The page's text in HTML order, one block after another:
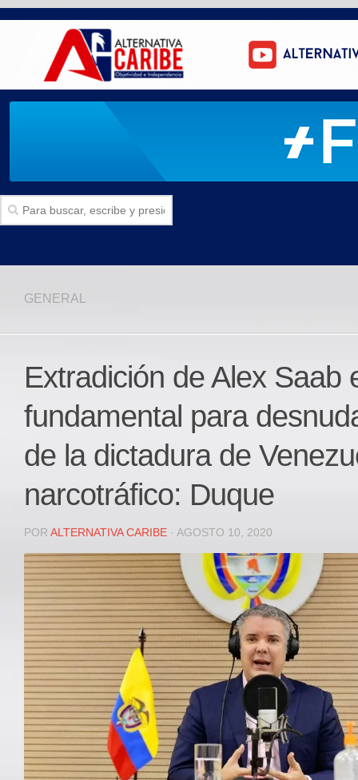
Politica
Deportes
JUDICIAL
REGIONAL
DEPARTAMENTAL
OPINIÓN
Contactenos
facebook
Twitter
Instagram
Registro ISSN: 2711-3299
GENERAL
Extradición de Alex Saab
fundamental para
de la dictadura de
narcotráfico: Duque
POR ALTERNATIVA CARIBE · AGOSTO 10, 2020